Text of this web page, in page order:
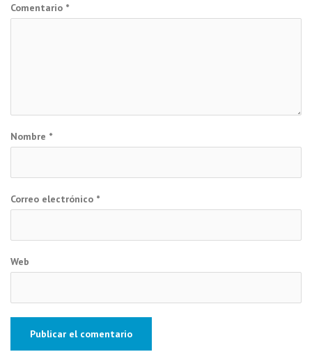
Comentario *
Nombre *
Correo electrónico *
Web